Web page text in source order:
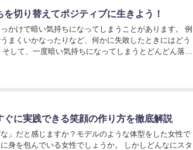
切り替えてポジティブに生きよう！
かけで暗い気持ちになってしまうことがあります。 例
まくいかなったりなど、何かに失敗したときにはどう
して、一度暗い気持ちになってしまうとどんどん落ち
に実践できる笑顔の作り方を徹底解説
」だと感じますか？モデルのような体型をした女性で
身を包んでいる女性でしょうか。 しかしどんなにスタ